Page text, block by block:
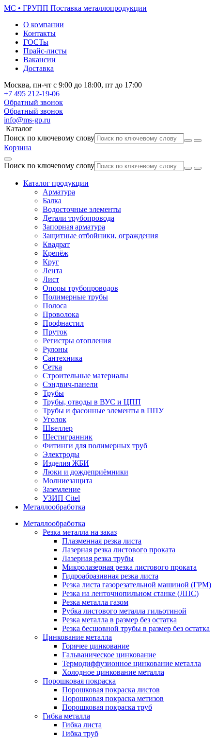
МС • ГРУПП Поставка металлопродукции
О компании
Контакты
ГОСТы
Прайс-листы
Вакансии
Доставка
Москва, пн-чт с 9:00 до 18:00, пт до 17:00
+7 495 212-19-06
Обратный звонок
Обратный звонок
info@ms-gp.ru
Каталог
Поиск по ключевому слову
Корзина
Поиск по ключевому слову
Каталог продукции
Арматура
Балка
Водосточные элементы
Детали трубопровода
Запорная арматура
Защитные отбойники, ограждения
Квадрат
Крепёж
Круг
Лента
Лист
Опоры трубопроводов
Полимерные трубы
Полоса
Проволока
Профнастил
Пруток
Регистры отопления
Рулоны
Сантехника
Сетка
Строительные материалы
Сэндвич-панели
Трубы
Трубы, отводы в ВУС и ЦПП
Трубы и фасонные элементы в ППУ
Уголок
Швеллер
Шестигранник
Фитинги для полимерных труб
Электроды
Изделия ЖБИ
Люки и дождеприёмники
Молниезащита
Заземление
УЗИП Citel
Металлообработка
Металлообработка
Резка металла на заказ
Плазменная резка листа
Лазерная резка листового проката
Лазерная резка трубы
Микролазерная резка листового проката
Гидроабразивная резка листа
Резка листа газорезательной машиной (ГРМ)
Резка на ленточнопильном станке (ЛПС)
Резка металла газом
Рубка листового металла гильотиной
Резка металла в размер без остатка
Резка бесшовной трубы в размер без остатка
Цинкование металла
Горячее цинкование
Гальваническое цинкование
Термодиффузионное цинкование металла
Холодное цинкование металла
Порошковая покраска
Порошковая покраска листов
Порошковая покраска метизов
Порошковая покраска труб
Гибка металла
Гибка листа
Гибка труб